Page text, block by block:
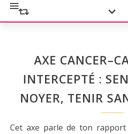
AXE
INTERCEPTÉ :
NOYER, TENIR
Cet axe parle de ton rapport à la sécurité affective